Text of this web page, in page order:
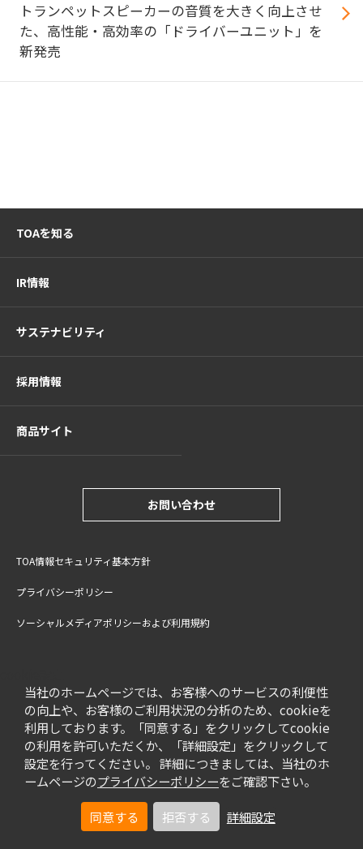
当社のホームページでは、お客様へのサービスの利便性
の向上や、お客様のご利用状況の分析のため、cookieを
利用しております。「同意する」をクリックしてcookie
の利用を許可いただくか、「詳細設定」をクリックして
設定を行ってください。 詳細につきましては、当社のホ
ームページのプライバシーポリシーをご確認下さい。
同意する 拒否する 詳細設定
トランペットスピーカーの音質を大きく向上させ
た、高性能・高効率の「ドライバーユニット」を
新発売
TOAを知る
IR情報
サステナビリティ
採用情報
商品サイト
お問い合わせ
TOA情報セキュリティ基本方針
プライバシーポリシー
ソーシャルメディアポリシーおよび利用規約
特定商取引法に基づく表記
© TOA Corporation. All Rights Reserved.